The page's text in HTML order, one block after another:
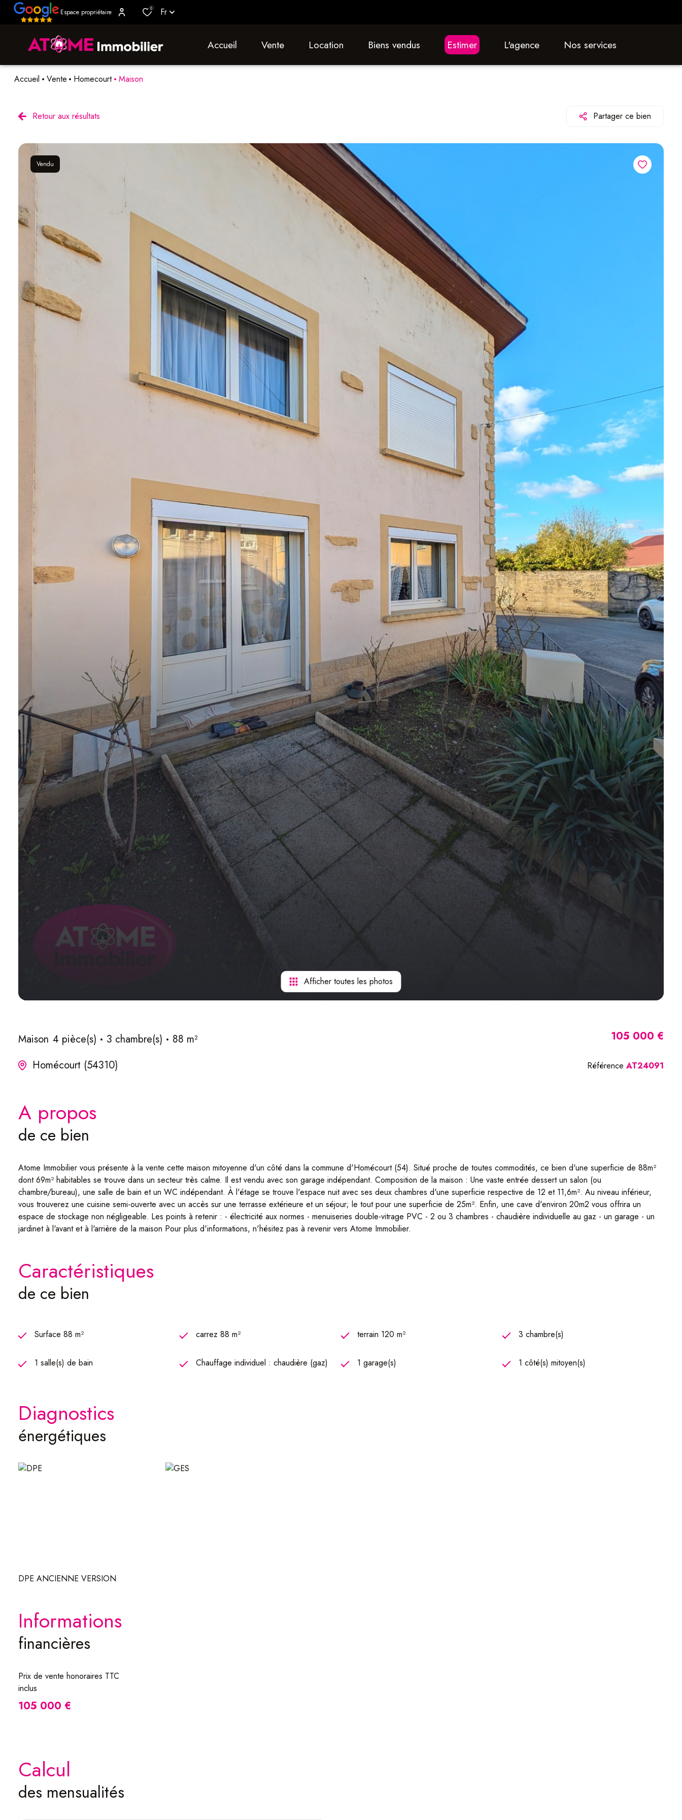
Espace propriétaire 0 Fr
accueil vente location biens vendus estimer L'agence nos services
Accueil Vente Homecourt Maison
Retour aux résultats Partager ce bien
Vendu
Afficher toutes les photos
Maison 4 pièce(s) 3 chambre(s)
88 m²
Homécourt (54310)
105 000 €
Référence AT24091
a propos
de ce bien
Atome Immobilier vous présente à la vente cette maison mitoyenne d'un côté dans la commune d'Homécourt (54). Situé proche de toutes commodités, ce bien d'une superficie de 88m²
dont 69m² habitables se trouve dans un secteur très calme. Il est vendu avec son garage indépendant. Composition de la maison : Une vaste entrée dessert un salon (ou
chambre/bureau), une salle de bain et un WC indépendant. À l'étage se trouve l'espace nuit avec ses deux chambres d'une superficie respective de 12 et 11,6m². Au niveau inférieur,
vous trouverez une cuisine semi-ouverte avec un accès sur une terrasse extérieure et un séjour; le tout pour une superficie de 25m². Enfin, une cave d'environ 20m2 vous offrira un
espace de stockage non négligeable. Les points à retenir : - électricité aux normes - menuiseries double-vitrage PVC - 2 ou 3 chambres - chaudière individuelle au gaz - un garage - un
jardinet à l'avant et à l'arrière de la maison Pour plus d'informations, n'hésitez pas à revenir vers Atome Immobilier.
caractéristiques
de ce bien
Surface 88 m² carrez 88 m² terrain 120 m² 3 chambre(s)
1 salle(s) de bain Chauffage individuel : chaudière (gaz) 1 garage(s) 1 côté(s) mitoyen(s)
diagnostics
énergétiques
DPE ANCIENNE VERSION
informations
financières
Prix de vente honoraires TTC
inclus
105 000 €
calcul
des mensualités